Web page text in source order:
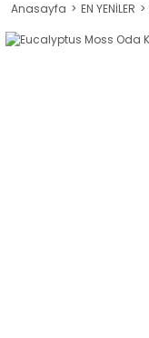
Anasayfa EN YENİLER